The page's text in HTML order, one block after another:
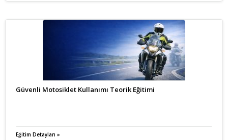
Güvenli Motosiklet Kullanımı Teorik Eğitimi
Eğitim Detayları »